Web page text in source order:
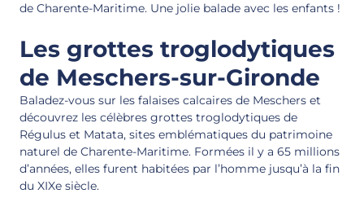
de Charente-Maritime. Une jolie balade avec les enfants !
Les grottes troglodytiques
de Meschers-sur-Gironde
Baladez-vous sur les falaises calcaires de Meschers et
découvrez les célèbres grottes troglodytiques de
Régulus et Matata, sites emblématiques du patrimoine
naturel de Charente-Maritime. Formées il y a 65 millions
d’années, elles furent habitées par l’homme jusqu’à la fin
du XIXe siècle.